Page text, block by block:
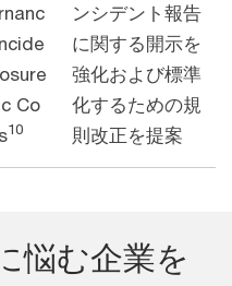
Co
10
ンシデント報告
に関する開示を
強化および標準
化するための規
則改正を提案
悩む企業を